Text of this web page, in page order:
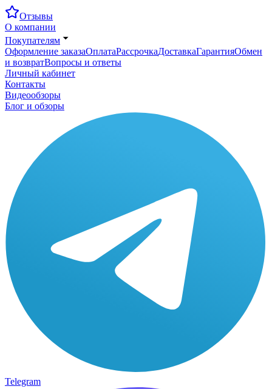
Отзывы
О компании
Покупателям
Оформление заказаОплатаРассрочкаДоставкаГарантияОбмен
и возвратВопросы и ответы
Личный кабинет
Контакты
Видеообзоры
Блог и обзоры
Telegram